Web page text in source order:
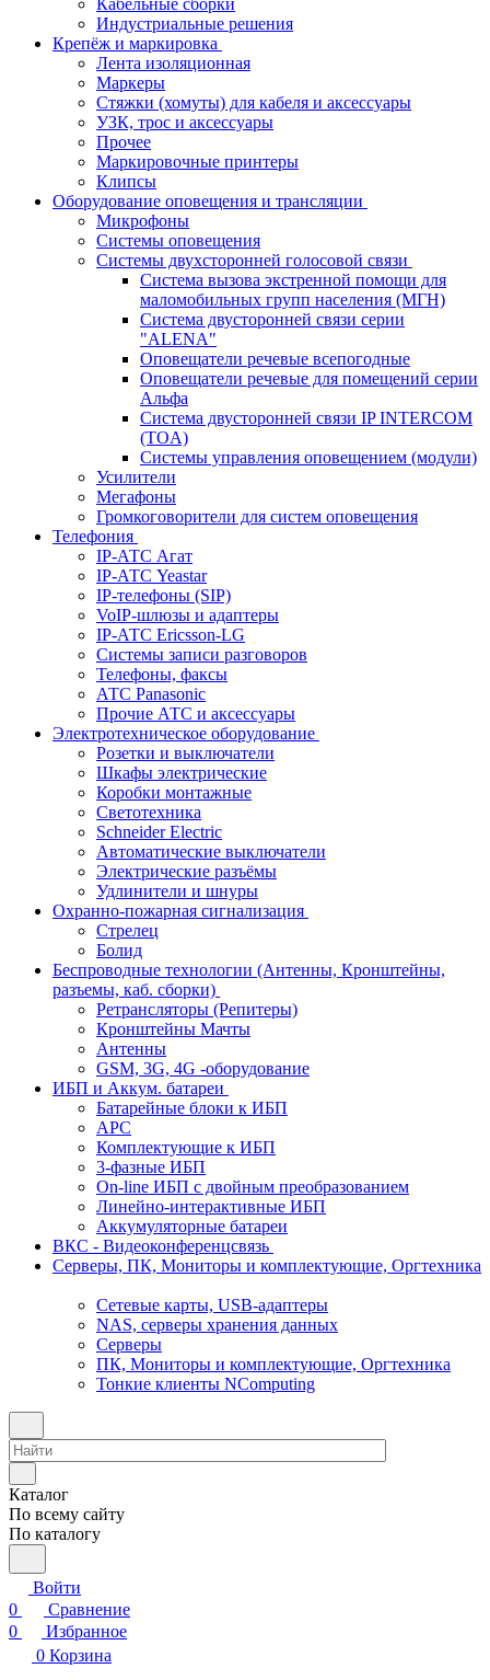
Кабельные сборки
Индустриальные решения
Крепёж и маркировка
Лента изоляционная
Маркеры
Стяжки (хомуты) для кабеля и аксессуары
УЗК, трос и аксессуары
Прочее
Маркировочные принтеры
Клипсы
Оборудование оповещения и трансляции
Микрофоны
Системы оповещения
Системы двухсторонней голосовой связи
Система вызова экстренной помощи для
маломобильных групп населения (МГН)
Система двусторонней связи серии
"ALENA"
Оповещатели речевые всепогодные
Оповещатели речевые для помещений серии
Альфа
Система двусторонней связи IP INTERCOM
(TOA)
Системы управления оповещением (модули)
Усилители
Мегафоны
Громкоговорители для систем оповещения
Телефония
IP-АТС Агат
IP-АТС Yeastar
IP-телефоны (SIP)
VoIP-шлюзы и адаптеры
IP-АТС Ericsson-LG
Системы записи разговоров
Телефоны, факсы
АТС Panasonic
Прочие АТС и аксессуары
Электротехническое оборудование
Розетки и выключатели
Шкафы электрические
Коробки монтажные
Светотехника
Schneider Electric
Автоматические выключатели
Электрические разъёмы
Удлинители и шнуры
Охранно-пожарная сигнализация
Стрелец
Болид
Беспроводные технологии (Антенны, Кронштейны,
разъемы, каб. сборки)
Ретрансляторы (Репитеры)
Кронштейны Мачты
Антенны
GSM, 3G, 4G -оборудование
ИБП и Аккум. батареи
Батарейные блоки к ИБП
APC
Комплектующие к ИБП
3-фазные ИБП
On-line ИБП с двойным преобразованием
Линейно-интерактивные ИБП
Аккумуляторные батареи
ВКС - Видеоконференцсвязь
Серверы, ПК, Мониторы и комплектующие, Оргтехника
Сетевые карты, USB-адаптеры
NAS, серверы хранения данных
Серверы
ПК, Мониторы и комплектующие, Оргтехника
Тонкие клиенты NComputing
Каталог
По всему сайту
По каталогу
Войти
0
Сравнение
0
Избранное
0 Корзина